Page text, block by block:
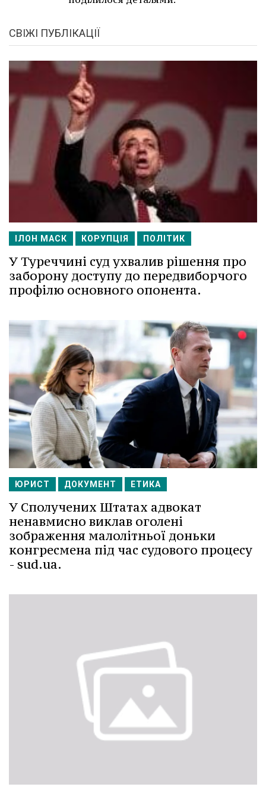
СВІЖІ ПУБЛІКАЦІЇ
ІЛОН МАСК КОРУПЦІЯ ПОЛІТИК
У Туреччині суд ухвалив рішення про
заборону доступу до передвиборчого
профілю основного опонента.
ЮРИСТ ДОКУМЕНТ ЕТИКА
У Сполучених Штатах адвокат
ненавмисно виклав оголені
зображення малолітньої доньки
конгресмена під час судового процесу
- sud.ua.